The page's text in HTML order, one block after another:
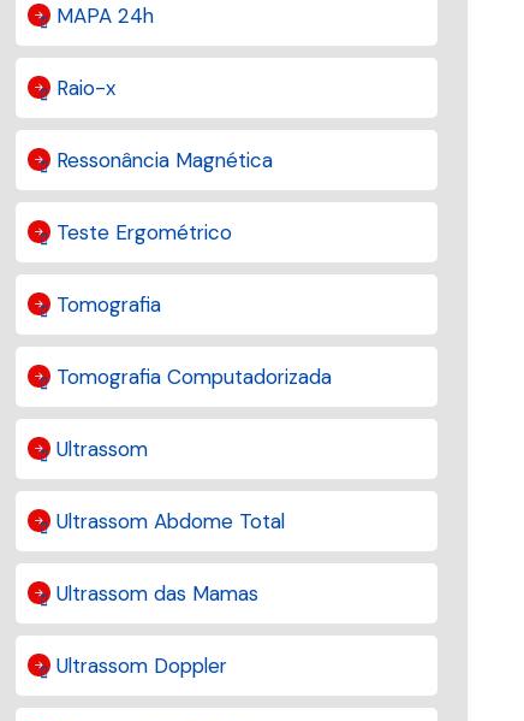
MAPA 24h
Raio-x
Ressonância Magnética
Teste Ergométrico
Tomografia
Tomografia Computadorizada
Ultrassom
Ultrassom Abdome Total
Ultrassom das Mamas
Ultrassom Doppler